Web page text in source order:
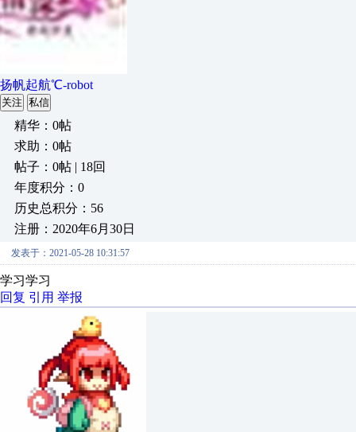
扬帆起航℃-robot
关注 私信
精华：0帖
求助：0帖
帖子：0帖 | 18回
年度积分：0
历史总积分：56
注册：2020年6月30日
发表于：2021-05-28 10:31:57
学习学习
回复 引用 举报